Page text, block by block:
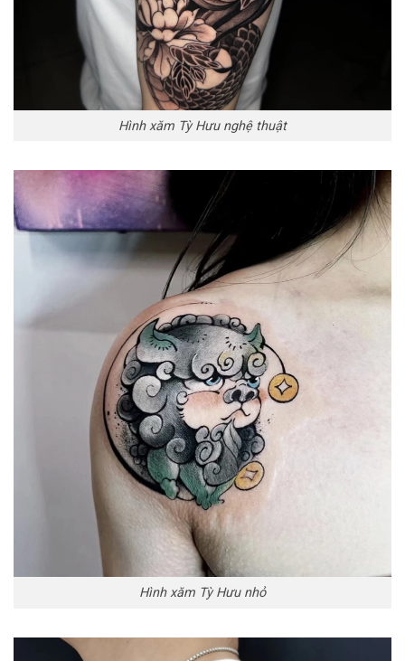
Hình xăm Tỳ Hưu nghệ thuật
Hình xăm Tỳ Hưu nhỏ